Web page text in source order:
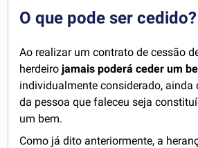
O que pode ser cedido?
Ao realizar um contrato de cessão
herdeirojamais poderá ceder um
individualmente considerado, ainda
da pessoa que faleceu seja
um bem.
Como já dito anteriormente, a